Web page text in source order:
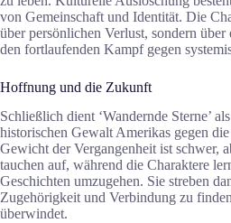
von Gemeinschaft und Identität. Die
über persönlichen Verlust, sondern
den fortlaufenden Kampf gegen
Hoffnung und die Zukunft
Schließlich dient ‘Wandernde Sterne’
historischen Gewalt Amerikas gegen
Gewicht der Vergangenheit ist schwer,
tauchen auf, während die Charaktere
Geschichten umzugehen. Sie streben
Zugehörigkeit und Verbindung zu
überwindet.